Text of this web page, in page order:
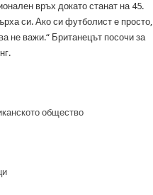
връх докато станат на 45.
си. Ако си футболист е просто,
не важи.“ Британецът посочи за
общество